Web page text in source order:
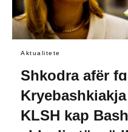
Aktualitete
Shkodra afër
KLSH kap